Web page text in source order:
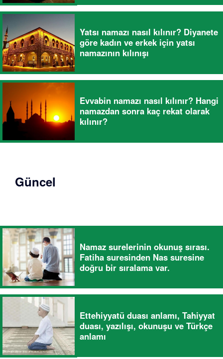
Yatsı namazı nasıl kılınır? Diyanete
göre kadın ve erkek için yatsı
namazının kılınışı
Evvabin namazı nasıl kılınır? Hangi
namazdan sonra kaç rekat olarak
kılınır?
Güncel
Namaz surelerinin okunuş sırası.
Fatiha suresinden Nas suresine
doğru bir sıralama var.
Ettehiyyatü duası anlamı, Tahiyyat
duası, yazılışı, okunuşu ve Türkçe
anlamı